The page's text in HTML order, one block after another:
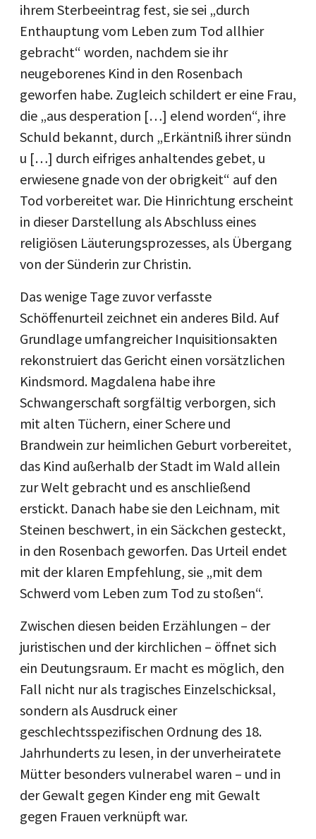
ihrem Sterbeeintrag fest, sie sei „durch
Enthauptung vom Leben zum Tod allhier
gebracht“ worden, nachdem sie ihr
neugeborenes Kind in den Rosenbach
geworfen habe. Zugleich schildert er eine Frau,
die „aus desperation […] elend worden“, ihre
Schuld bekannt, durch „Erkäntniß ihrer sündn
u […] durch eifriges anhaltendes gebet, u
erwiesene gnade von der obrigkeit“ auf den
Tod vorbereitet war. Die Hinrichtung erscheint
in dieser Darstellung als Abschluss eines
religiösen Läuterungsprozesses, als Übergang
von der Sünderin zur Christin.
Das wenige Tage zuvor verfasste
Schöffenurteil zeichnet ein anderes Bild. Auf
Grundlage umfangreicher Inquisitionsakten
rekonstruiert das Gericht einen vorsätzlichen
Kindsmord. Magdalena habe ihre
Schwangerschaft sorgfältig verborgen, sich
mit alten Tüchern, einer Schere und
Brandwein zur heimlichen Geburt vorbereitet,
das Kind außerhalb der Stadt im Wald allein
zur Welt gebracht und es anschließend
erstickt. Danach habe sie den Leichnam, mit
Steinen beschwert, in ein Säckchen gesteckt,
in den Rosenbach geworfen. Das Urteil endet
mit der klaren Empfehlung, sie „mit dem
Schwerd vom Leben zum Tod zu stoßen“.
Zwischen diesen beiden Erzählungen – der
juristischen und der kirchlichen – öffnet sich
ein Deutungsraum. Er macht es möglich, den
Fall nicht nur als tragisches Einzelschicksal,
sondern als Ausdruck einer
geschlechtsspezifischen Ordnung des 18.
Jahrhunderts zu lesen, in der unverheiratete
Mütter besonders vulnerabel waren – und in
der Gewalt gegen Kinder eng mit Gewalt
gegen Frauen verknüpft war.